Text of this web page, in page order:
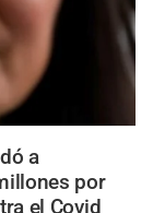
a
por
el Covid